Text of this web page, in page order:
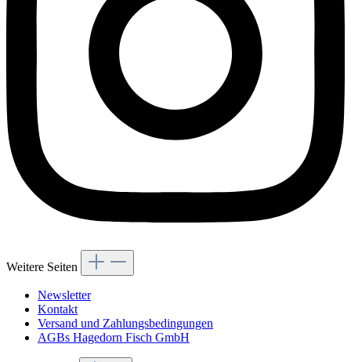
Weitere Seiten
Newsletter
Kontakt
Versand und Zahlungsbedingungen
AGBs Hagedorn Fisch GmbH